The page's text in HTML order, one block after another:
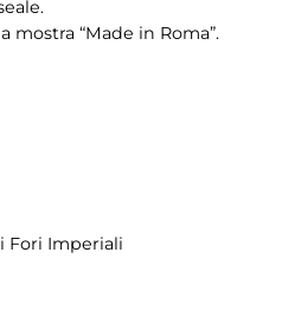
“Made in Roma”.
Fori Imperiali